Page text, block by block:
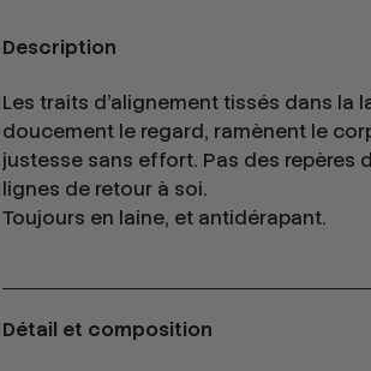
Description
Les traits d'alignement tissés dans la
doucement le regard, ramènent le
justesse sans effort. Pas des repères
lignes de retour à soi.
Toujours en laine, et antidérapant.
Détail et composition